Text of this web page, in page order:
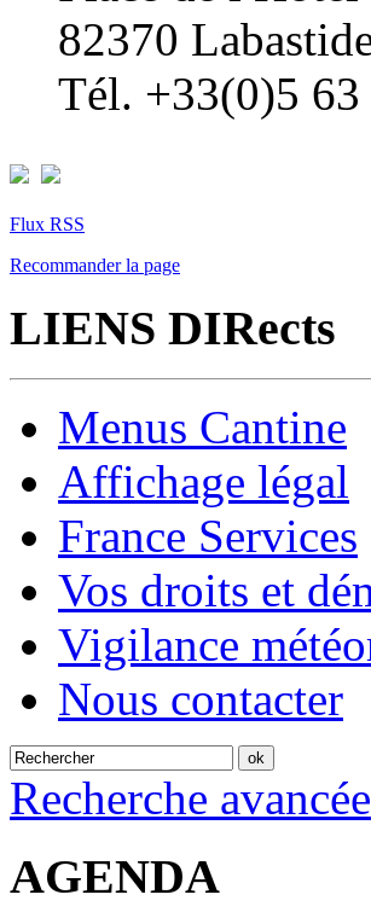
82370
Tél. +33(0)5 63
Flux RSS
Recommander la page
LIENS DIRects
Menus Cantine
Affichage légal
France Services
Vos droits et
Vigilance
Nous contacter
Recherche avancée
AGENDA